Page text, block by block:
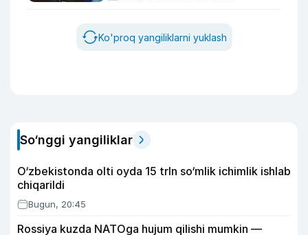
Ko'proq yangiliklarni yuklash
So‘nggi yangiliklar
O‘zbekistonda olti oyda 15 trln so‘mlik ichimlik ishlab
chiqarildi
Bugun, 20:45
Rossiya kuzda NATOga hujum qilishi mumkin —